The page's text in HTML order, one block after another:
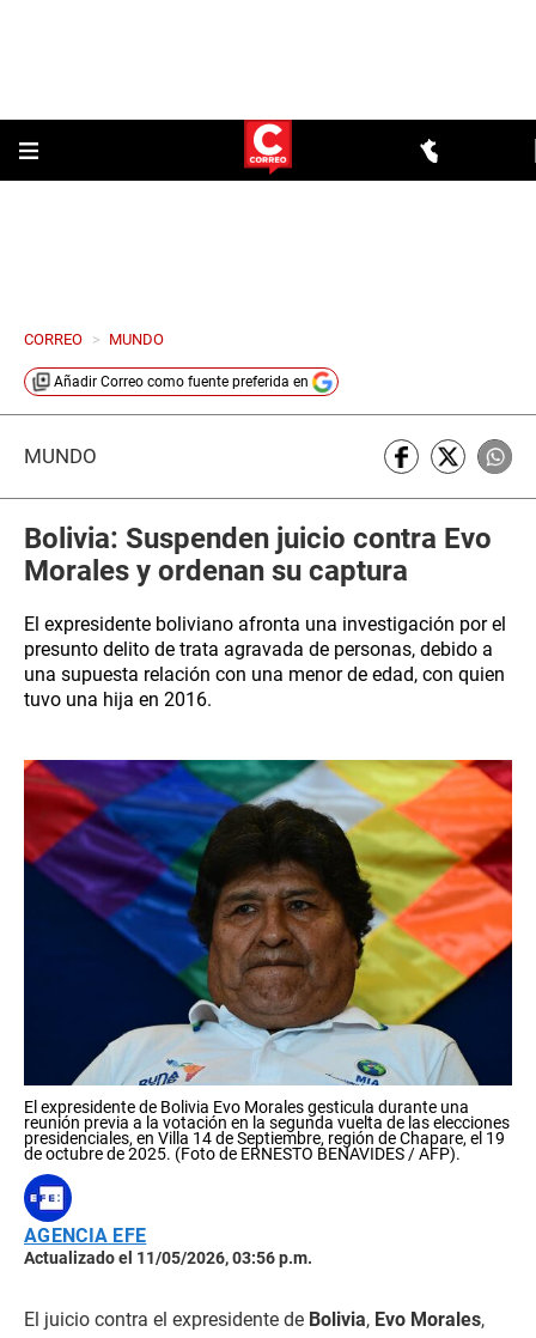
CORREO > MUNDO
Añadir Correo como fuente preferida en
MUNDO
Bolivia: Suspenden juicio contra Evo
Morales y ordenan su captura
El expresidente boliviano afronta una investigación por el
presunto delito de trata agravada de personas, debido a
una supuesta relación con una menor de edad, con quien
tuvo una hija en 2016.
El expresidente de Bolivia Evo Morales gesticula durante una
reunión previa a la votación en la segunda vuelta de las elecciones
presidenciales, en Villa 14 de Septiembre, región de Chapare, el 19
de octubre de 2025. (Foto de ERNESTO BENAVIDES / AFP).
AGENCIA EFE
Actualizado el 11/05/2026, 03:56 p.m.
El juicio contra el expresidente de Bolivia, Evo Morales,